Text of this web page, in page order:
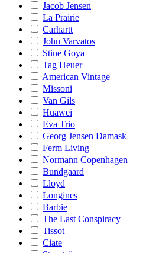
Jacob Jensen
La Prairie
Carhartt
John Varvatos
Stine Goya
Tag Heuer
American Vintage
Missoni
Van Gils
Huawei
Eva Trio
Georg Jensen Damask
Ferm Living
Normann Copenhagen
Bundgaard
Lloyd
Longines
Barbie
The Last Conspiracy
Tissot
Ciate